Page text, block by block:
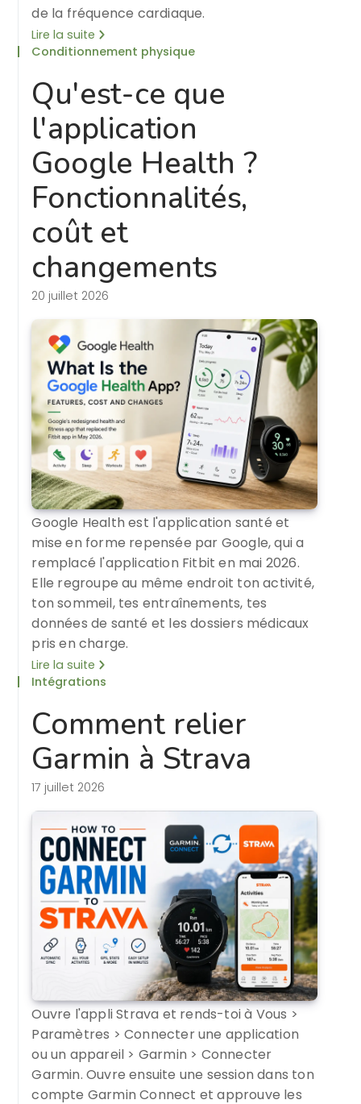
de la fréquence cardiaque.
Lire la suite
Conditionnement physique
Qu'est-ce que
l'application
Google Health ?
Fonctionnalités,
coût et
changements
20 juillet 2026
Google Health est l'application santé et
mise en forme repensée par Google, qui a
remplacé l'application Fitbit en mai 2026.
Elle regroupe au même endroit ton activité,
ton sommeil, tes entraînements, tes
données de santé et les dossiers médicaux
pris en charge.
Lire la suite
Intégrations
Comment relier
Garmin à Strava
17 juillet 2026
Ouvre l'appli Strava et rends-toi à Vous >
Paramètres > Connecter une application
ou un appareil > Garmin > Connecter
Garmin. Ouvre ensuite une session dans ton
compte Garmin Connect et approuve les